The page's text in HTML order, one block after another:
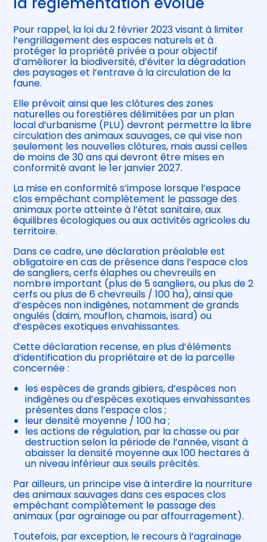
Pour rappel, la loi du 2 février 2023 visant à limiter
l’engrillagement des espaces naturels et à
protéger la propriété privée a pour objectif
d’améliorer la biodiversité, d’éviter la dégradation
des paysages et l’entrave à la circulation de la
faune.
Elle prévoit ainsi que les clôtures des zones
naturelles ou forestières délimitées par un plan
local d’urbanisme (PLU) devront permettre la libre
circulation des animaux sauvages, ce qui vise non
seulement les nouvelles clôtures, mais aussi celles
de moins de 30 ans qui devront être mises en
conformité avant le 1er janvier 2027.
La mise en conformité s’impose lorsque l’espace
clos empêchant complètement le passage des
animaux porte atteinte à l’état sanitaire, aux
équilibres écologiques ou aux activités agricoles du
territoire.
Dans ce cadre, une déclaration préalable est
obligatoire en cas de présence dans l’espace clos
de sangliers, cerfs élaphes ou chevreuils en
nombre important (plus de 5 sangliers, ou plus de 2
cerfs ou plus de 6 chevreuils / 100 ha), ainsi que
d’espèces non indigènes, notamment de grands
ongulés (daim, mouflon, chamois, isard) ou
d’espèces exotiques envahissantes.
Cette déclaration recense, en plus d’éléments
d’identification du propriétaire et de la parcelle
concernée :
les espèces de grands gibiers, d’espèces non
indigènes ou d’espèces exotiques envahissantes
présentes dans l’espace clos ;
leur densité moyenne / 100 ha ;
les actions de régulation, par la chasse ou par
destruction selon la période de l’année, visant à
abaisser la densité moyenne aux 100 hectares à
un niveau inférieur aux seuils précités.
Par ailleurs, un principe vise à interdire la nourriture
des animaux sauvages dans ces espaces clos
empêchant complètement le passage des
animaux (par agrainage ou par affourragement).
Toutefois, par exception, le recours à l’agrainage